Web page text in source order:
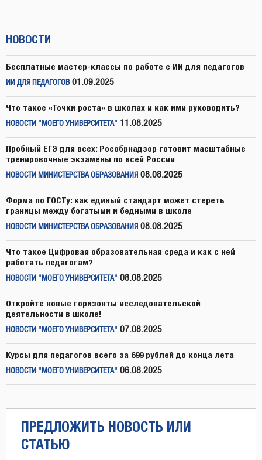
НОВОСТИ
Бесплатные мастер-классы по работе с ИИ для педагогов
ИИ ДЛЯ ПЕДАГОГОВ 01.09.2025
Что такое «Точки роста» в школах и как ими руководить?
НОВОСТИ "МОЕГО УНИВЕРСИТЕТА" 11.08.2025
Пробный ЕГЭ для всех: Рособрнадзор готовит масштабные
тренировочные экзамены по всей России
НОВОСТИ МИНИСТЕРСТВА ОБРАЗОВАНИЯ 08.08.2025
Форма по ГОСТу: как единый стандарт может стереть
границы между богатыми и бедными в школе
НОВОСТИ МИНИСТЕРСТВА ОБРАЗОВАНИЯ 08.08.2025
Что такое Цифровая образовательная среда и как с ней
работать педагогам?
НОВОСТИ "МОЕГО УНИВЕРСИТЕТА" 08.08.2025
Откройте новые горизонты исследовательской
деятельности в школе!
НОВОСТИ "МОЕГО УНИВЕРСИТЕТА" 07.08.2025
Курсы для педагогов всего за 699 рублей до конца лета
НОВОСТИ "МОЕГО УНИВЕРСИТЕТА" 06.08.2025
ПРЕДЛОЖИТЬ НОВОСТЬ ИЛИ
СТАТЬЮ